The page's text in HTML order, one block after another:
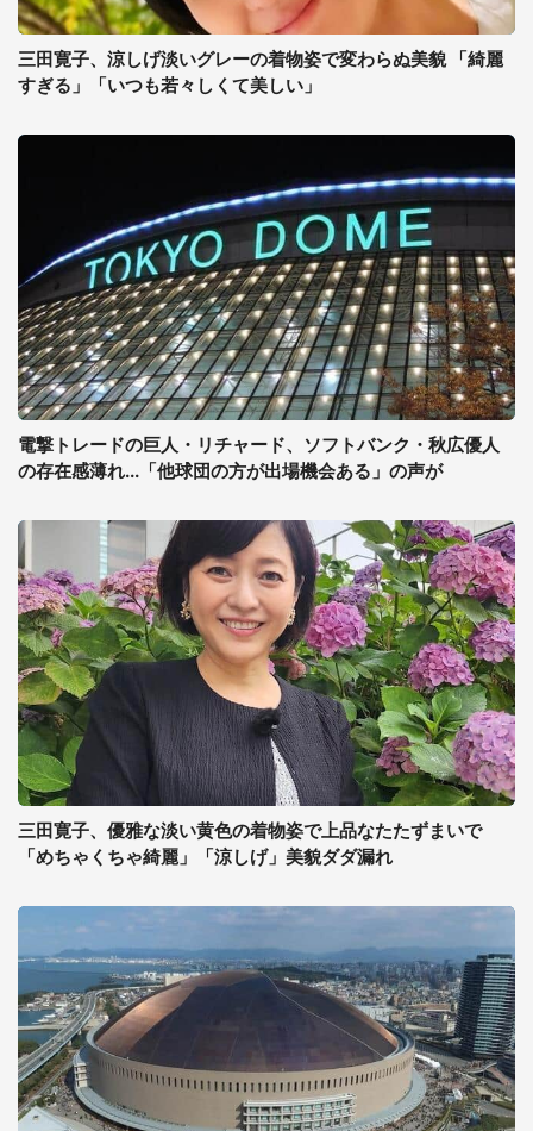
三田寛子、涼しげ淡いグレーの着物姿で変わらぬ美貌 「綺麗
すぎる」「いつも若々しくて美しい」
電撃トレードの巨人・リチャード、ソフトバンク・秋広優人
の存在感薄れ...「他球団の方が出場機会ある」の声が
三田寛子、優雅な淡い黄色の着物姿で上品なたたずまいで
「めちゃくちゃ綺麗」「涼しげ」美貌ダダ漏れ